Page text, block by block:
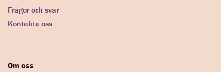
Frågor och svar
Kontakta oss
Om oss